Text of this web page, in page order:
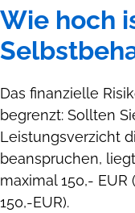
Wie hoch
Das finanzielle
begrenzt: Sollten
Leistungsverzicht
beanspruchen,
maximal 150,-
150,-EUR).